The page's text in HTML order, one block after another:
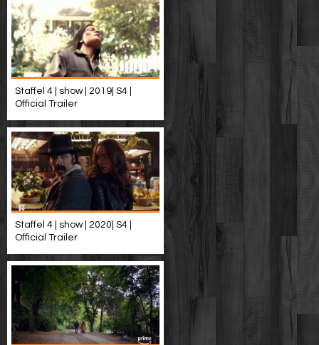
Staffel 4 | show | 2019| S4 |
Official Trailer
Staffel 4 | show | 2020| S4 |
Official Trailer